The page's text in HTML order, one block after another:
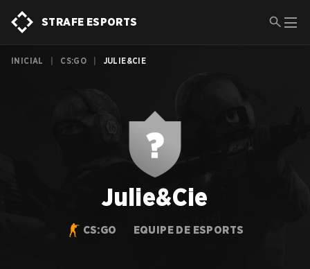
STRAFE ESPORTS
INICIAL CS:GO JULIE&CIE
Julie&Cie
CS:GO EQUIPE DE ESPORTS